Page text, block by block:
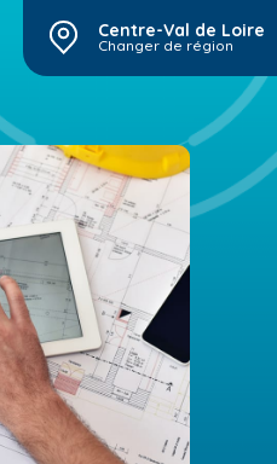
Centre-Val de Loire
Changer de région